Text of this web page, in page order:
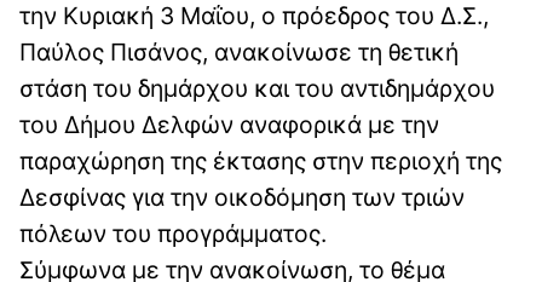
την Κυριακή 3 Μαΐου, ο πρόεδρος του Δ.Σ.,
Παύλος Πισάνος, ανακοίνωσε τη θετική
στάση του δημάρχου και του αντιδημάρχου
του Δήμου Δελφών αναφορικά με την
παραχώρηση της έκτασης στην περιοχή της
Δεσφίνας για την οικοδόμηση των τριών
πόλεων του προγράμματος.
Σύμφωνα με την ανακοίνωση, το θέμα